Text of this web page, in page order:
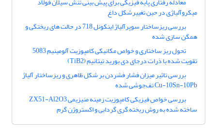
میکروآلیاژی در حین تغییرشکل داغ
بررسی ریزساختار سوپرآلیاژ اینکونل 718 در حالت های ریختگی و
همگن سازی شده
تحول ریز ساختاری و خواص مکانیکی کامپوزیت آلومینیم 5083
تقویت شده با ذرات درجای دی بورید تیتانیم (TiB2)
بررسی تاثیر میزان فشار فشردن بر شکل ظاهری و ریزساختار آلیاژ
Cu-10Sn-10Pb تف‌جوشی شده
بررسی خواص فیزیکی کامپوزیت زمینه منیزیمی ZX51-Al2O3
ساخته شده به روش ریخته گری گردابی و اکستروژن گرم